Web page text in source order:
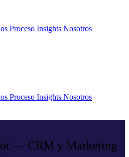
Proceso Insights Nosotros
Proceso Insights Nosotros
— CRM y Marketing